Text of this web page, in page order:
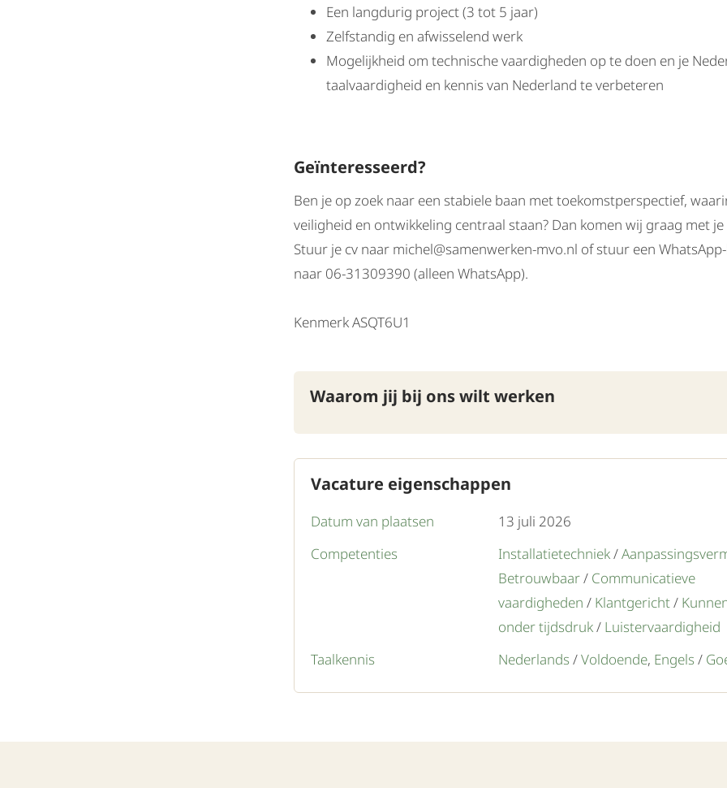
Een langdurig project (3 tot 5 jaar)
Zelfstandig en afwisselend werk
Mogelijkheid om technische vaardigheden op te doen en je
taalvaardigheid en kennis van Nederland te verbeteren
Geïnteresseerd?
Ben je op zoek naar een stabiele baan met toekomstperspectief,
veiligheid en ontwikkeling centraal staan? Dan komen wij graag met
Stuur je cv naar michel@samenwerken-mvo.nl of stuur een
naar 06-31309390 (alleen WhatsApp).
Kenmerk ASQT6U1
Waarom jij bij ons wilt werken
Vacature eigenschappen
Datum van plaatsen
13 juli 2026
Competenties
Installatietechniek/
Betrouwbaar/ Communicatieve
vaardigheden / Klantgericht/
onder tijdsdruk/ Luistervaardigheid
Taalkennis
Nederlands/Voldoende, Engels/